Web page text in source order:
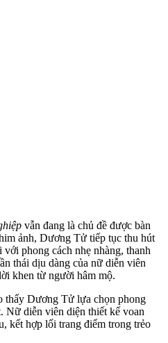
vẫn đang là chủ đề được bàn
ảnh, Dương Tử tiếp tục thu hút
phong cách nhẹ nhàng, thanh
thái dịu dàng của nữ diễn viên
khen từ người hâm mộ.
thấy Dương Tử lựa chọn phong
Nữ diễn viên diện thiết kế voan
kết hợp lối trang điểm trong trẻo